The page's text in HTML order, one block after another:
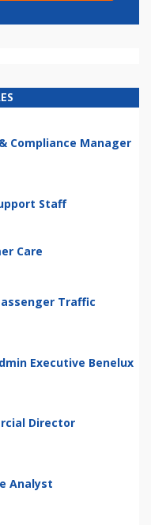
Compliance Manager
Staff
Care
Traffic
Executive Benelux
Director
Analyst